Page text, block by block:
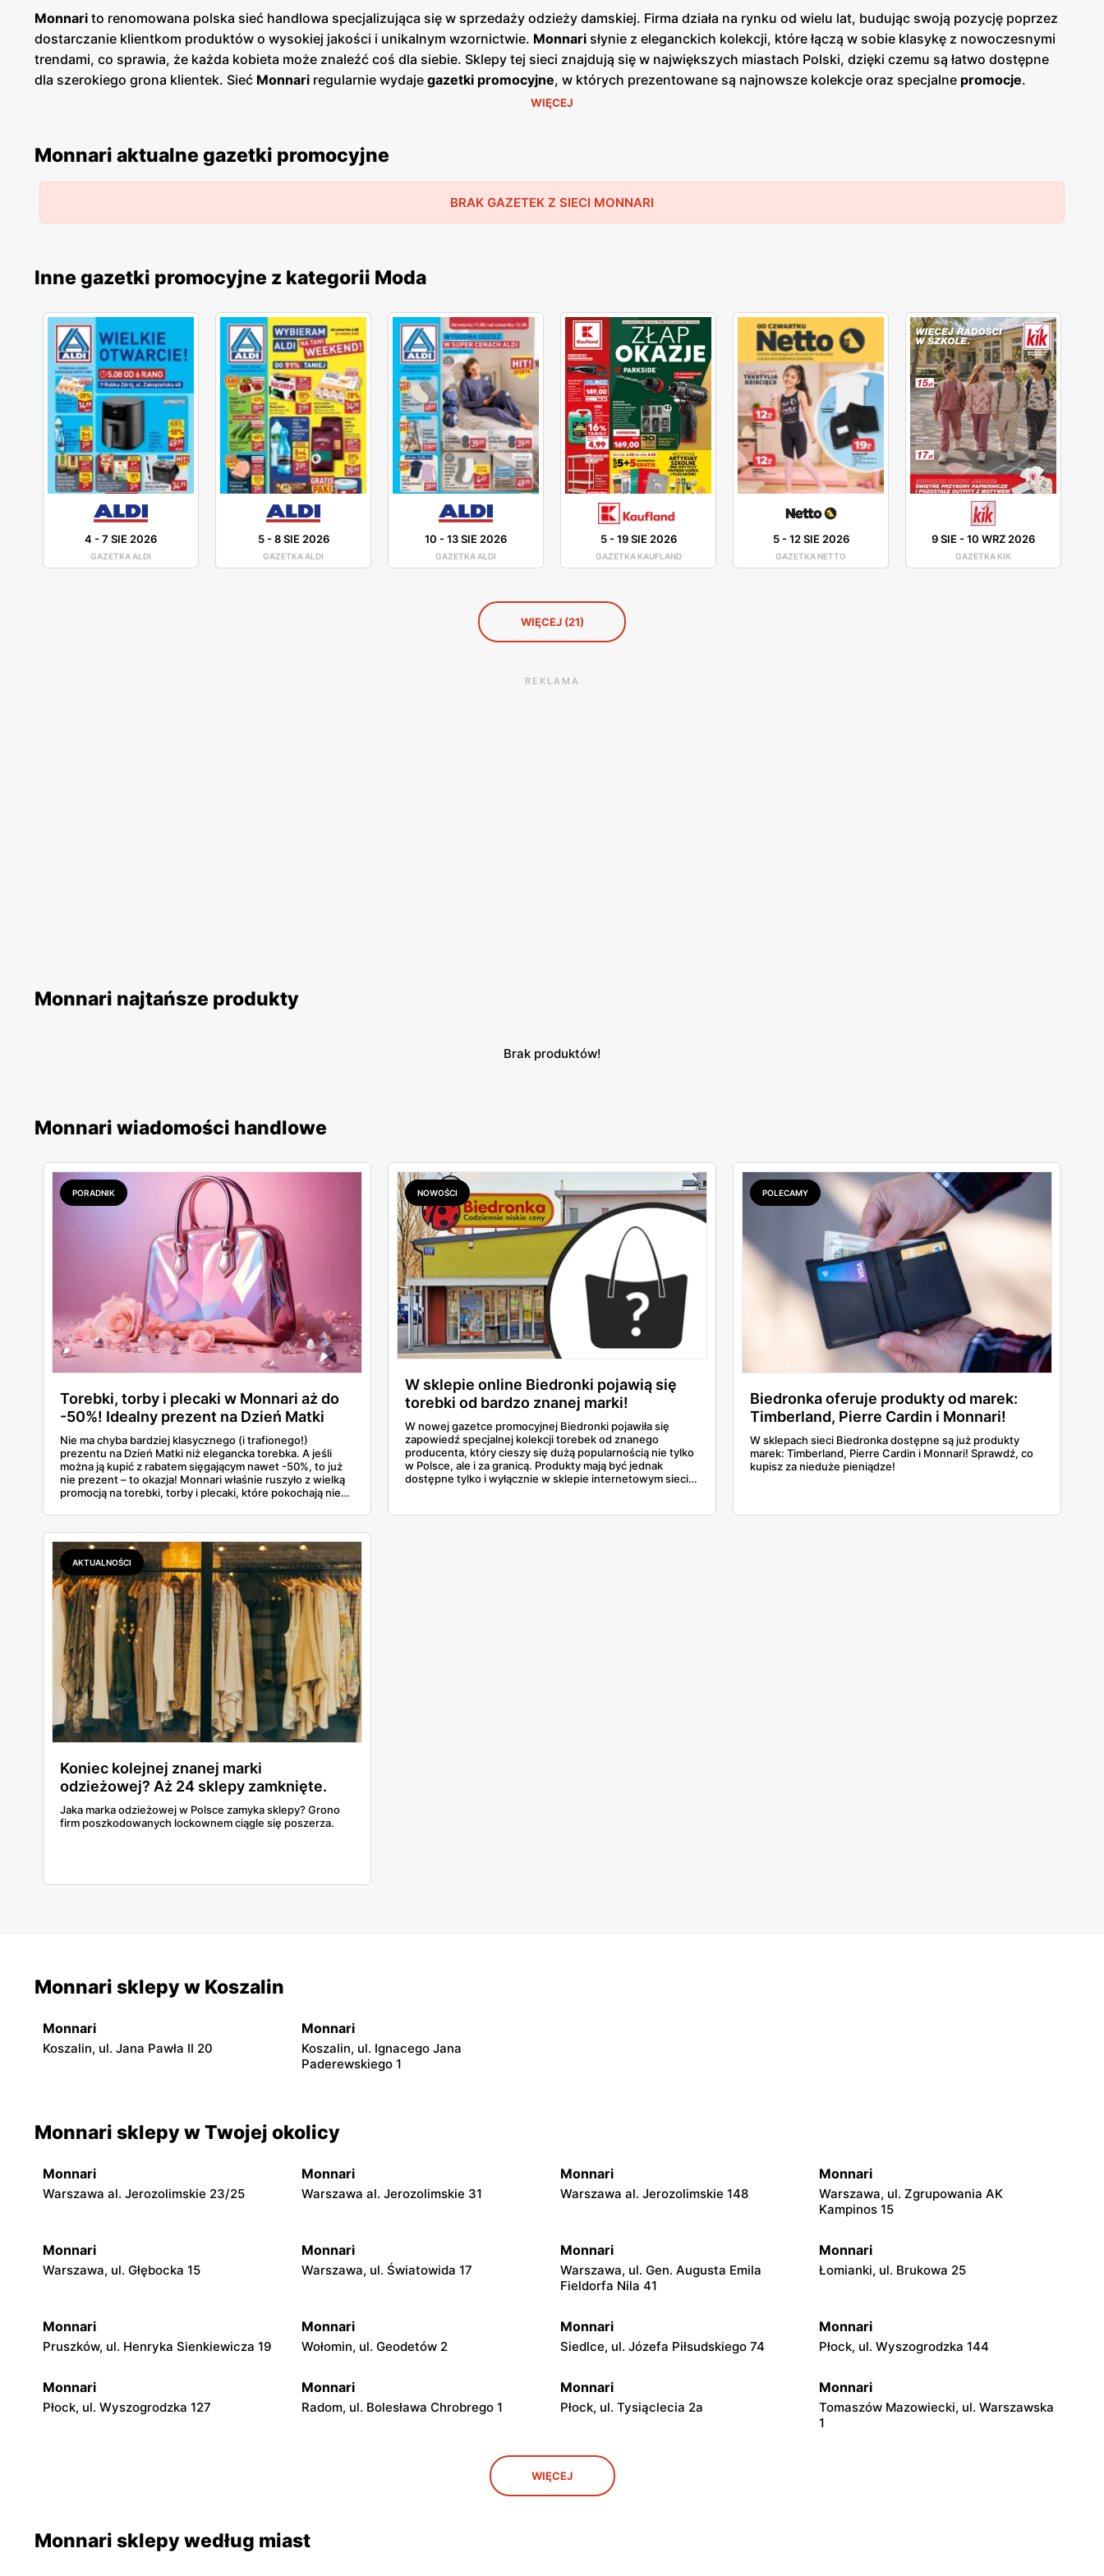
Monnari to renomowana polska sieć handlowa specjalizująca się w sprzedaży odzieży damskiej. Firma działa na rynku od wielu lat, budując swoją pozycję poprzez
dostarczanie klientkom produktów o wysokiej jakości i unikalnym wzornictwie. Monnari słynie z eleganckich kolekcji, które łączą w sobie klasykę z nowoczesnymi
trendami, co sprawia, że każda kobieta może znaleźć coś dla siebie. Sklepy tej sieci znajdują się w największych miastach Polski, dzięki czemu są łatwo dostępne
dla szerokiego grona klientek. Sieć Monnari regularnie wydaje gazetki promocyjne, w których prezentowane są najnowsze kolekcje oraz specjalne promocje.
ukazują się kilka razy na kwartał, pozwalając klientkom na bieżąco śledzić aktualne oferty i korzystać z
asortymencie sieci znajdują się sukienki, bluzki, spodnie, spódnice, a także różnorodne dodatki, takie jak torebki, szaliki czy biżuteria. Wszystkie produkty są
starannie projektowane i wykonane z najwyższej jakości materiałów, co zapewnia trwałość i komfort noszenia.Monnarikładzie duży nacisk na zadowolenie swoich
klientek, dlatego obsługa w sklepach jest zawsze profesjonalna i pomocna. Personel jest doskonale przeszkolony, aby doradzać w wyborze odpowiednich ubrań i
dodatków, zgodnych z indywidualnymi preferencjami i sylwetką klientki. Ponadto, sieć oferuje liczne programy lojalnościowe, które umożliwiają stałym klientkom
WIĘCEJ
Monnari aktualne gazetki promocyjne
BRAK GAZETEK Z SIECI MONNARI
Inne gazetki promocyjne z kategorii Moda
4 -7 SIE 2026
GAZETKA ALDI
5-8 SIE 2026
GAZETKA ALDI
10 -13 SIE 2026
GAZETKA ALDI
5-19 SIE 2026
GAZETKA KAUFLAND
5-12 SIE 2026
GAZETKA NETTO
9 SIE -10 WRZ 2026
GAZETKA KIK
WIĘCEJ (21)
REKLAMA
Monnari najtańsze produkty
Brak produktów!
Monnari wiadomości handlowe
PORADNIK
Torebki, torby i plecaki w Monnari aż do
-50%! Idealny prezent na Dzień Matki
Nie ma chyba bardziej klasycznego (i trafionego!)
prezentu na Dzień Matki niż elegancka torebka. A jeśli
można ją kupić z rabatem sięgającym nawet -50%, to już
nie prezent – to okazja! Monnari właśnie ruszyło z wielką
promocją na torebki, torby i plecaki, które pokochają nie
NOWOŚCI
W sklepie online Biedronki pojawią się
torebki od bardzo znanej marki!
W nowej gazetce promocyjnej Biedronki pojawiła się
zapowiedź specjalnej kolekcji torebek od znanego
producenta, który cieszy się dużą popularnością nie tylko
w Polsce, ale i za granicą. Produkty mają być jednak
dostępne tylko i wyłącznie w sklepie internetowym sieci.
POLECAMY
Biedronka oferuje produkty od marek:
Timberland, Pierre Cardin i Monnari!
W sklepach sieci Biedronka dostępne są już produkty
marek: Timberland, Pierre Cardin i Monnari! Sprawdź, co
kupisz za nieduże pieniądze!
AKTUALNOŚCI
Koniec kolejnej znanej marki
odzieżowej? Aż 24 sklepy zamknięte.
Jaka marka odzieżowej w Polsce zamyka sklepy? Grono
firm poszkodowanych lockownem ciągle się poszerza.
Monnari sklepy w Koszalin
Monnari
Koszalin, ul. Jana Pawła II 20
Monnari
Koszalin, ul. Ignacego Jana
Paderewskiego 1
Monnari sklepy w Twojej okolicy
Monnari
Warszawa al. Jerozolimskie 23/25
Monnari
Warszawa al. Jerozolimskie 31
Monnari
Warszawa al. Jerozolimskie 148
Monnari
Warszawa, ul. Zgrupowania AK
Kampinos 15
Monnari
Warszawa, ul. Głębocka 15
Monnari
Warszawa, ul. Światowida 17
Monnari
Warszawa, ul. Gen. Augusta Emila
Fieldorfa Nila 41
Monnari
Łomianki, ul. Brukowa 25
Monnari
Pruszków, ul. Henryka Sienkiewicza 19
Monnari
Wołomin, ul. Geodetów 2
Monnari
Siedlce, ul. Józefa Piłsudskiego 74
Monnari
Płock, ul. Wyszogrodzka 144
Monnari
Płock, ul. Wyszogrodzka 127
Monnari
Radom, ul. Bolesława Chrobrego 1
Monnari
Płock, ul. Tysiąclecia 2a
Monnari
Tomaszów Mazowiecki, ul. Warszawska
1
Monnari
Łódź, ul. Brzezińska 27/29
Łódź al. Marsz. Józefa Piłsudskiego
Łódź, ul. Jana Karskiego 5
WIĘCEJ
Monnari sklepy według miast